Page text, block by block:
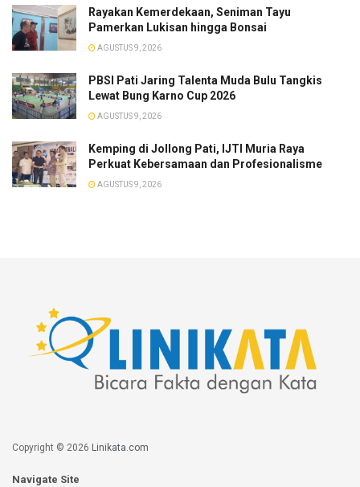
Rayakan Kemerdekaan, Seniman Tayu
Pamerkan Lukisan hingga Bonsai
AGUSTUS 9, 2026
PBSI Pati Jaring Talenta Muda Bulu Tangkis
Lewat Bung Karno Cup 2026
AGUSTUS 9, 2026
​Kemping di Jollong Pati, IJTI Muria Raya
Perkuat Kebersamaan dan Profesionalisme
AGUSTUS 9, 2026
Copyright © 2026 Linikata.com
Navigate Site